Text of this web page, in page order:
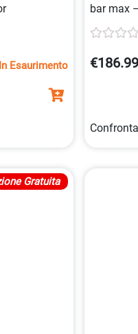
In Esaurimento
bar max
€186.99
Gratuita